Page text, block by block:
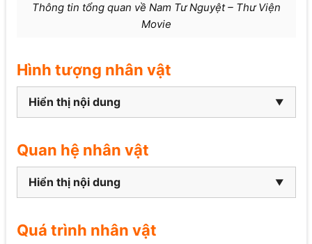
Thông tin tổng quan về Nam Tư Nguyệt – Thư Viện
Movie
Hình tượng nhân vật
Hiển thị nội dung
Quan hệ nhân vật
Hiển thị nội dung
Quá trình nhân vật